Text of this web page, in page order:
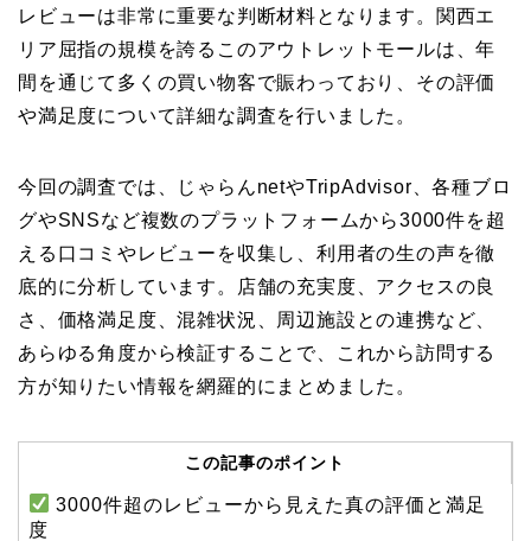
レビューは非常に重要な判断材料となります。関西エ
リア屈指の規模を誇るこのアウトレットモールは、年
間を通じて多くの買い物客で賑わっており、その評価
や満足度について詳細な調査を行いました。
今回の調査では、じゃらんnetやTripAdvisor、各種ブロ
グやSNSなど複数のプラットフォームから3000件を超
える口コミやレビューを収集し、利用者の生の声を徹
底的に分析しています。店舗の充実度、アクセスの良
さ、価格満足度、混雑状況、周辺施設との連携など、
あらゆる角度から検証することで、これから訪問する
方が知りたい情報を網羅的にまとめました。
この記事のポイント
3000件超のレビューから見えた真の評価と満足
度